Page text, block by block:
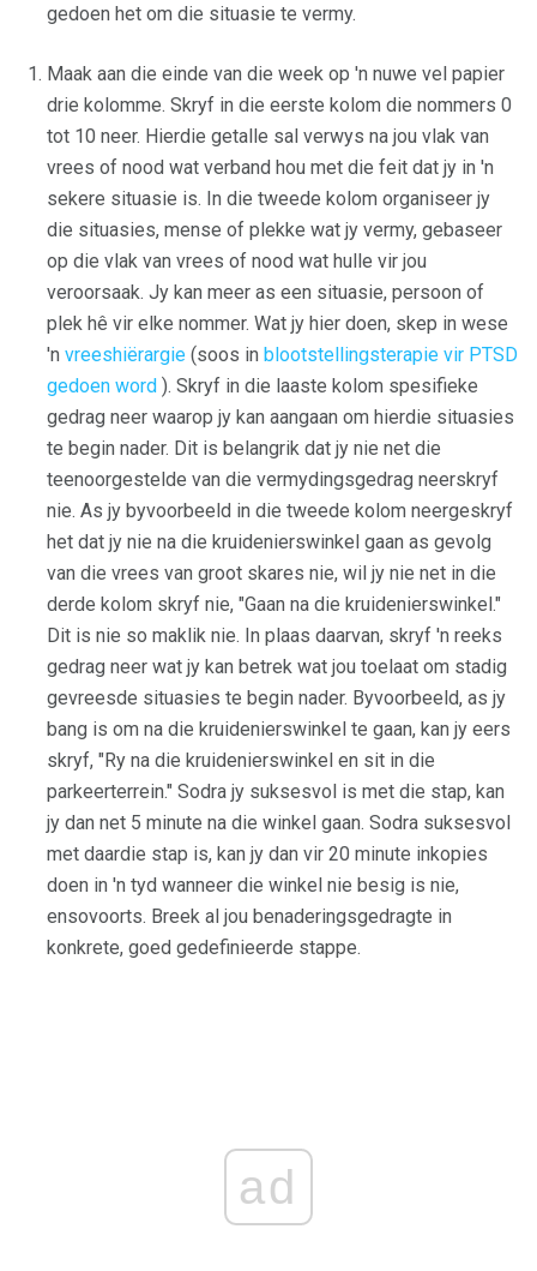
gedoen het om die situasie te vermy.
Maak aan die einde van die week op 'n nuwe vel papier
drie kolomme. Skryf in die eerste kolom die nommers 0
tot 10 neer. Hierdie getalle sal verwys na jou vlak van
vrees of nood wat verband hou met die feit dat jy in 'n
sekere situasie is. In die tweede kolom organiseer jy
die situasies, mense of plekke wat jy vermy, gebaseer
op die vlak van vrees of nood wat hulle vir jou
veroorsaak. Jy kan meer as een situasie, persoon of
plek hê vir elke nommer. Wat jy hier doen, skep in wese
'n vreeshiërargie (soos in blootstellingsterapie vir PTSD
gedoen word ). Skryf in die laaste kolom spesifieke
gedrag neer waarop jy kan aangaan om hierdie situasies
te begin nader. Dit is belangrik dat jy nie net die
teenoorgestelde van die vermydingsgedrag neerskryf
nie. As jy byvoorbeeld in die tweede kolom neergeskryf
het dat jy nie na die kruidenierswinkel gaan as gevolg
van die vrees van groot skares nie, wil jy nie net in die
derde kolom skryf nie, "Gaan na die kruidenierswinkel."
Dit is nie so maklik nie. In plaas daarvan, skryf 'n reeks
gedrag neer wat jy kan betrek wat jou toelaat om stadig
gevreesde situasies te begin nader. Byvoorbeeld, as jy
bang is om na die kruidenierswinkel te gaan, kan jy eers
skryf, "Ry na die kruidenierswinkel en sit in die
parkeerterrein." Sodra jy suksesvol is met die stap, kan
jy dan net 5 minute na die winkel gaan. Sodra suksesvol
met daardie stap is, kan jy dan vir 20 minute inkopies
doen in 'n tyd wanneer die winkel nie besig is nie,
ensovoorts. Breek al jou benaderingsgedragte in
konkrete, goed gedefinieerde stappe.
ad